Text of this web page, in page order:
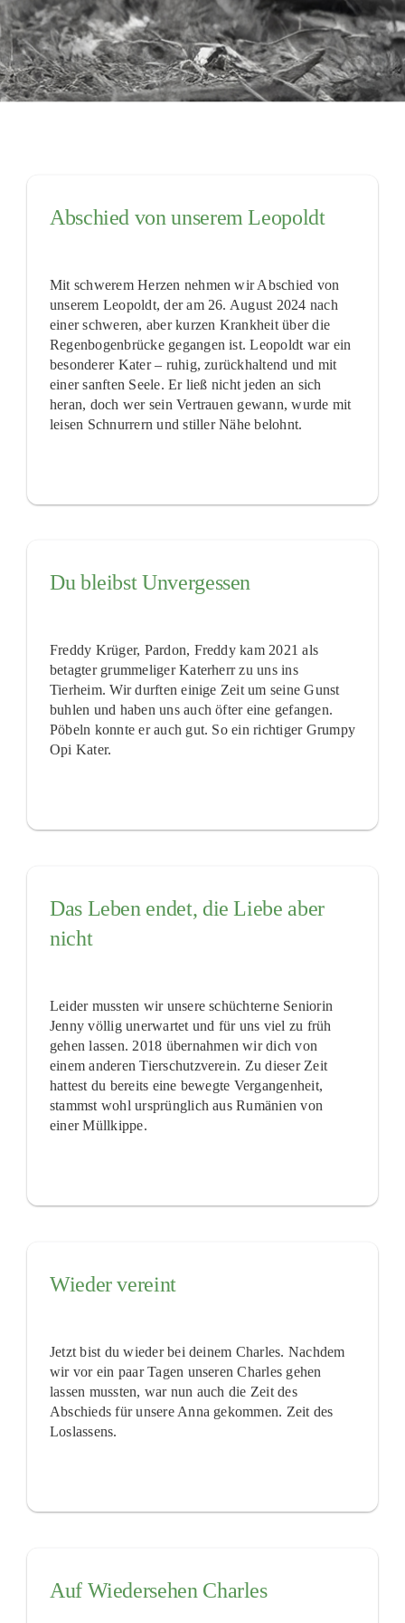
PATENSCHAFTEN
HELFER WERDEN
RATGEBER
Abschied von unserem Leopoldt
Mit schwerem Herzen nehmen wir Abschied von
unserem Leopoldt, der am 26. August 2024 nach
einer schweren, aber kurzen Krankheit über die
Regenbogenbrücke gegangen ist. Leopoldt war ein
besonderer Kater – ruhig, zurückhaltend und mit
einer sanften Seele. Er ließ nicht jeden an sich
heran, doch wer sein Vertrauen gewann, wurde mit
leisen Schnurrern und stiller Nähe belohnt.
Du bleibst Unvergessen
Freddy Krüger, Pardon, Freddy kam 2021 als
betagter grummeliger Katerherr zu uns ins
Tierheim. Wir durften einige Zeit um seine Gunst
buhlen und haben uns auch öfter eine gefangen.
Pöbeln konnte er auch gut. So ein richtiger Grumpy
Opi Kater.
Das Leben endet, die Liebe aber
nicht
Leider mussten wir unsere schüchterne Seniorin
Jenny völlig unerwartet und für uns viel zu früh
gehen lassen. 2018 übernahmen wir dich von
einem anderen Tierschutzverein. Zu dieser Zeit
hattest du bereits eine bewegte Vergangenheit,
stammst wohl ursprünglich aus Rumänien von
einer Müllkippe.
Wieder vereint
Jetzt bist du wieder bei deinem Charles. Nachdem
wir vor ein paar Tagen unseren Charles gehen
lassen mussten, war nun auch die Zeit des
Abschieds für unsere Anna gekommen. Zeit des
Loslassens.
Auf Wiedersehen Charles